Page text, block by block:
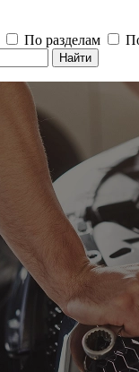
По разделам
Найти